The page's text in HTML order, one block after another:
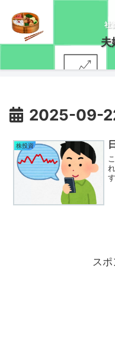
社
夫
2025-09-
株投資
ス